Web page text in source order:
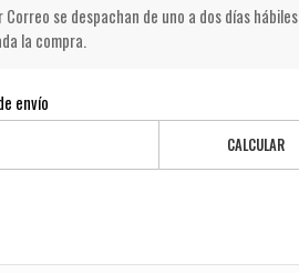
Correo se despachan de uno a dos días hábiles
la compra.
envío
CALCULAR